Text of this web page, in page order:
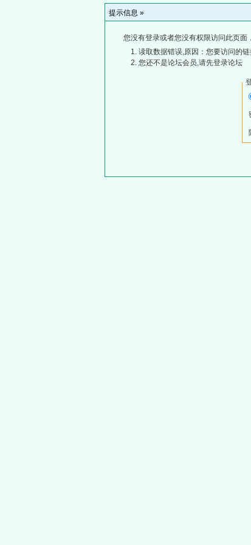
提示信息 »
您没有登录或者您没有权限访问此页面
读取数据错误,原因：您要访问的
您还不是论坛会员,请先登录论坛